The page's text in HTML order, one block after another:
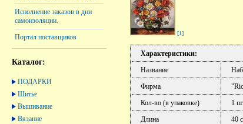
Исполнение заказов в дни
самоизоляции.
Портал поставщиков
Каталог:
ПОДАРКИ
Шитье
Вышивание
Вязание
[1]
Характеристики:
Название
Фирма
Кол-во (в упаковке)
1
Длина
40